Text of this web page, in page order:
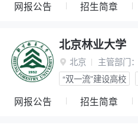
网报公告 招生简章
北京林业大学
 北京 主管部门：
“双一流”建设高校
网报公告 招生简章